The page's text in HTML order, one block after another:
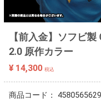
【前入金】ソフビ
2.0 原作カラー
¥ 14,300 税込
商品コード：